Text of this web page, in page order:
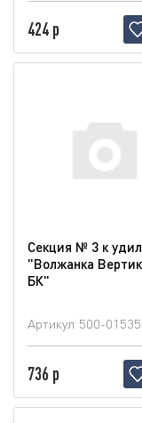
424 р
Секция № 3 к
"Волжанка
БК"
Артикул 500-
736 р